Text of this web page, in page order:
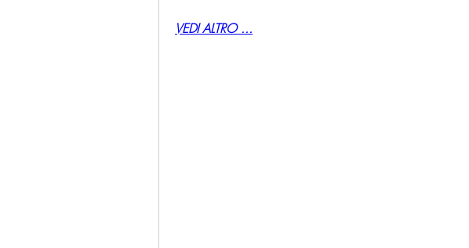
VEDI ALTRO ...